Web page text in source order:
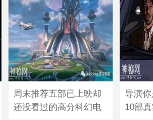
周末推荐五部已上映却
还没看过的高分科幻电
导演
10部